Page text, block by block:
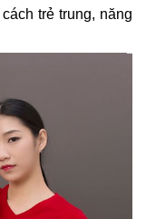
trẻ trung, năng